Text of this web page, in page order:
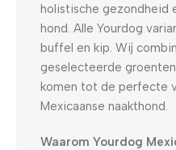
holistische gezondheid
hond. Alle Yourdog
buffel en kip. Wij
geselecteerde
komen tot de perfecte
Mexicaanse naakthond.
Waarom Yourdog